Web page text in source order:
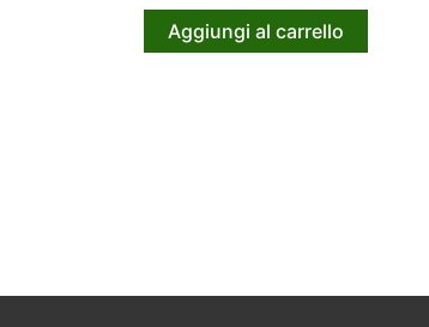
Aggiungi al carrello